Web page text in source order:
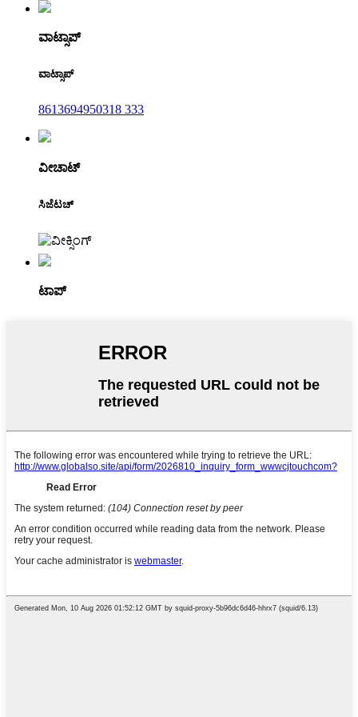
ವಾಟ್ಸಾಪ್
ವಾಟ್ಸಾಪ್
8613694950318 333
ವೀಚಾಟ್
ಸಿಜೆಟಚ್
ಟಾಪ್